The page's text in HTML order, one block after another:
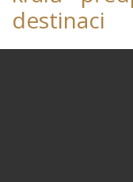
destinaci